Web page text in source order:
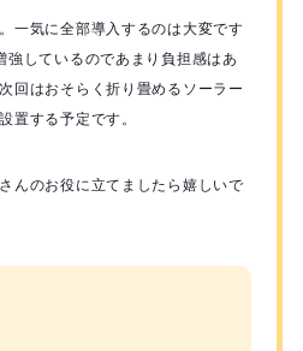
一気に全部導入するのは大変です
強しているのであまり負担感はあ
回はおそらく折り畳めるソーラー
置する予定です。
んのお役に立てましたら嬉しいで